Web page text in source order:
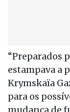
“Preparados
estampava a
Krymskaïa
para os